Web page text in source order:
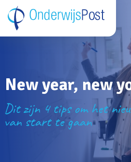
New year, new
Dit zijn 4 tips om het
van start te gaan